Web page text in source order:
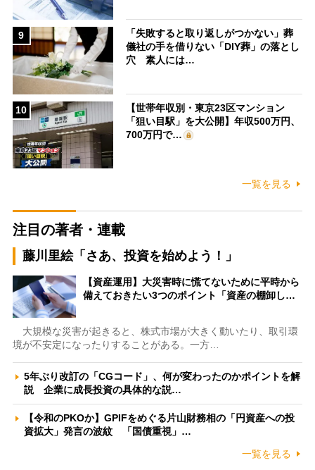
9
「失敗すると取り返しがつかない」葬
儀社の手を借りない「DIY葬」の落とし
穴 素人には…
10
【世帯年収別・東京23区マンション
「狙い目駅」を大公開】年収500万円、
700万円で…
一覧を見る
注目の著者・連載
藤川里絵「さあ、投資を始めよう！」
【資産運用】大災害時に慌てないために平時から
備えておきたい3つのポイント「資産の棚卸し…
大規模な災害が起きると、株式市場が大きく動いたり、取引環
境が不安定になったりすることがある。一方…
5年ぶり改訂の「CGコード」、何が変わったのかポイントを解
説 企業に成長投資の具体的な説…
【令和のPKOか】GPIFをめぐる片山財務相の「円資産への投
資拡大」発言の波紋 「国債重視」…
一覧を見る